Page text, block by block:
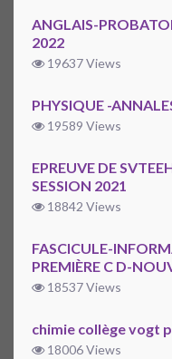
ANGLAIS-
2022
19637 Views
PHYSIQUE -
19589 Views
EPREUVE DE
SESSION 2021
18842 Views
FASCICULE-
PREMIÈRE C D-
18537 Views
chimie collège vogt
18006 Views